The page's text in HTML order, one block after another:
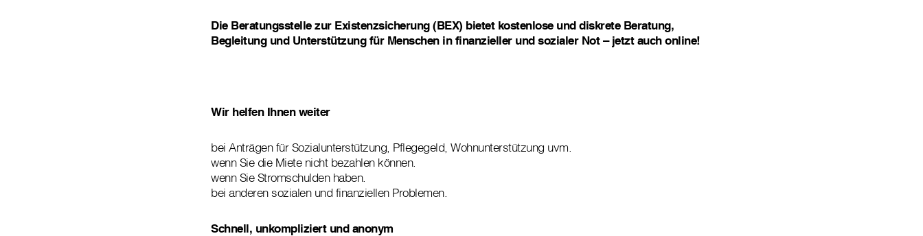
Die Beratungsstelle zur Existenzsicherung (BEX) bietet kostenlose und diskrete Beratung,
Begleitung und Unterstützung für Menschen in finanzieller und sozialer Not – jetzt auch online!
Wir helfen Ihnen weiter
bei Anträgen für Sozialunterstützung, Pflegegeld, Wohnunterstützung uvm.
wenn Sie die Miete nicht bezahlen können.
wenn Sie Stromschulden haben.
bei anderen sozialen und finanziellen Problemen.
Schnell, unkompliziert und anonym